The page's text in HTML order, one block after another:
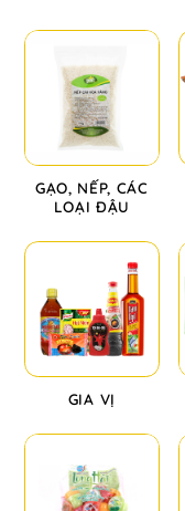
GẠO, NẾP, CÁC
LOẠI ĐẬU
GIA VỊ